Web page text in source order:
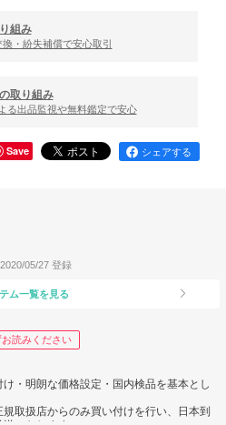
組み
・紛失補償で安心取引
取り組み
る出品監視や無料鑑定で安心
Save シェアする
2020/05/27 登録
ム一覧を見る
読みください
・明朗な価格設定・国内検品を基本とし
取扱店からのみ買い付けを行い、日本到